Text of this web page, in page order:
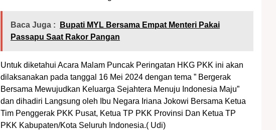
Baca Juga :
Bupati MYL Bersama Empat Menteri Pakai
Passapu Saat Rakor Pangan
Untuk diketahui Acara Malam Puncak Peringatan HKG PKK ini akan
dilaksanakan pada tanggal 16 Mei 2024 dengan tema ” Bergerak
Bersama Mewujudkan Keluarga Sejahtera Menuju Indonesia Maju”
dan dihadiri Langsung oleh Ibu Negara Iriana Jokowi Bersama Ketua
Tim Penggerak PKK Pusat, Ketua TP PKK Provinsi Dan Ketua TP
PKK Kabupaten/Kota Seluruh Indonesia.( Udi)